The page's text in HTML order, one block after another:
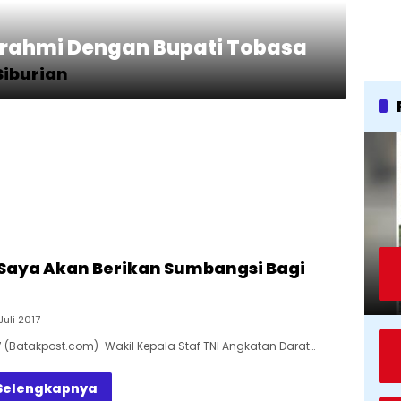
Dengan Bupati Tobasa
Akan Berikan Sumbangsi Bagi
2017
Wakil Kepala Staf TNI Angkatan Darat…